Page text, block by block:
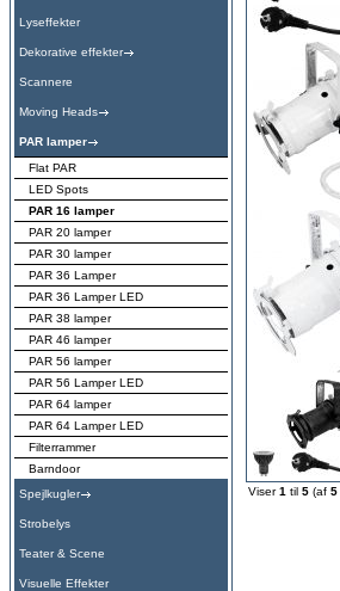
Lyseffekter
Dekorative effekter
Scannere
Moving Heads
PAR lamper
Flat PAR
LED Spots
PAR 16 lamper
PAR 20 lamper
PAR 30 lamper
PAR 36 Lamper
PAR 36 Lamper LED
PAR 38 lamper
PAR 46 lamper
PAR 56 lamper
PAR 56 Lamper LED
PAR 64 lamper
PAR 64 Lamper LED
Filterrammer
Barndoor
Spejlkugler
Strobelys
Teater & Scene
Visuelle Effekter
Viser1 til 5 (af 5